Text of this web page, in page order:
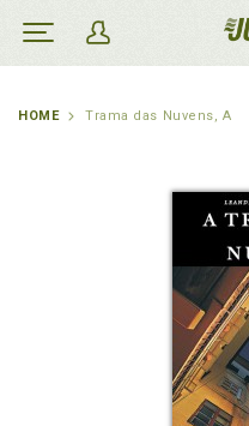
HOME Trama das Nuvens, A